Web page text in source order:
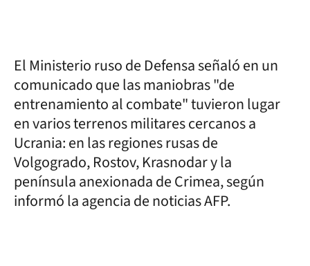
El Ministerio ruso de Defensa señaló en un
comunicado que las maniobras "de
entrenamiento al combate" tuvieron lugar
en varios terrenos militares cercanos a
Ucrania: en las regiones rusas de
Volgogrado, Rostov, Krasnodar y la
península anexionada de Crimea, según
informó la agencia de noticias AFP.